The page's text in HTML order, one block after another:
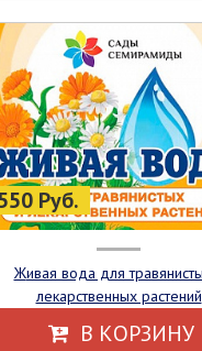
Руб.
Живая вода для травянистых и
лекарственных растений
В КОРЗИНУ